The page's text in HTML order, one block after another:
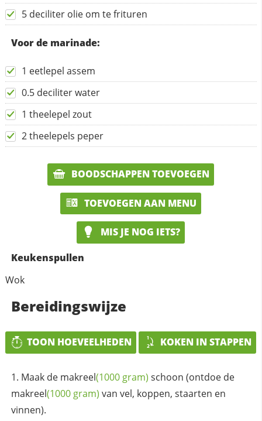
5 deciliter olie om te frituren
Voor de marinade:
1 eetlepel assem
0.5 deciliter water
1 theelepel zout
2 theelepels peper
BOODSCHAPPEN TOEVOEGEN
TOEVOEGEN AAN MENU
MIS JE NOG IETS?
Keukenspullen
Wok
Bereidingswijze
TOON HOEVEELHEDEN KOKEN IN STAPPEN
Maak de makreel(1000 gram) schoon (ontdoe de
makreel(1000 gram) van vel, koppen, staarten en
vinnen).